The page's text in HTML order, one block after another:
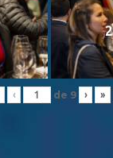
‹ de 9 › »